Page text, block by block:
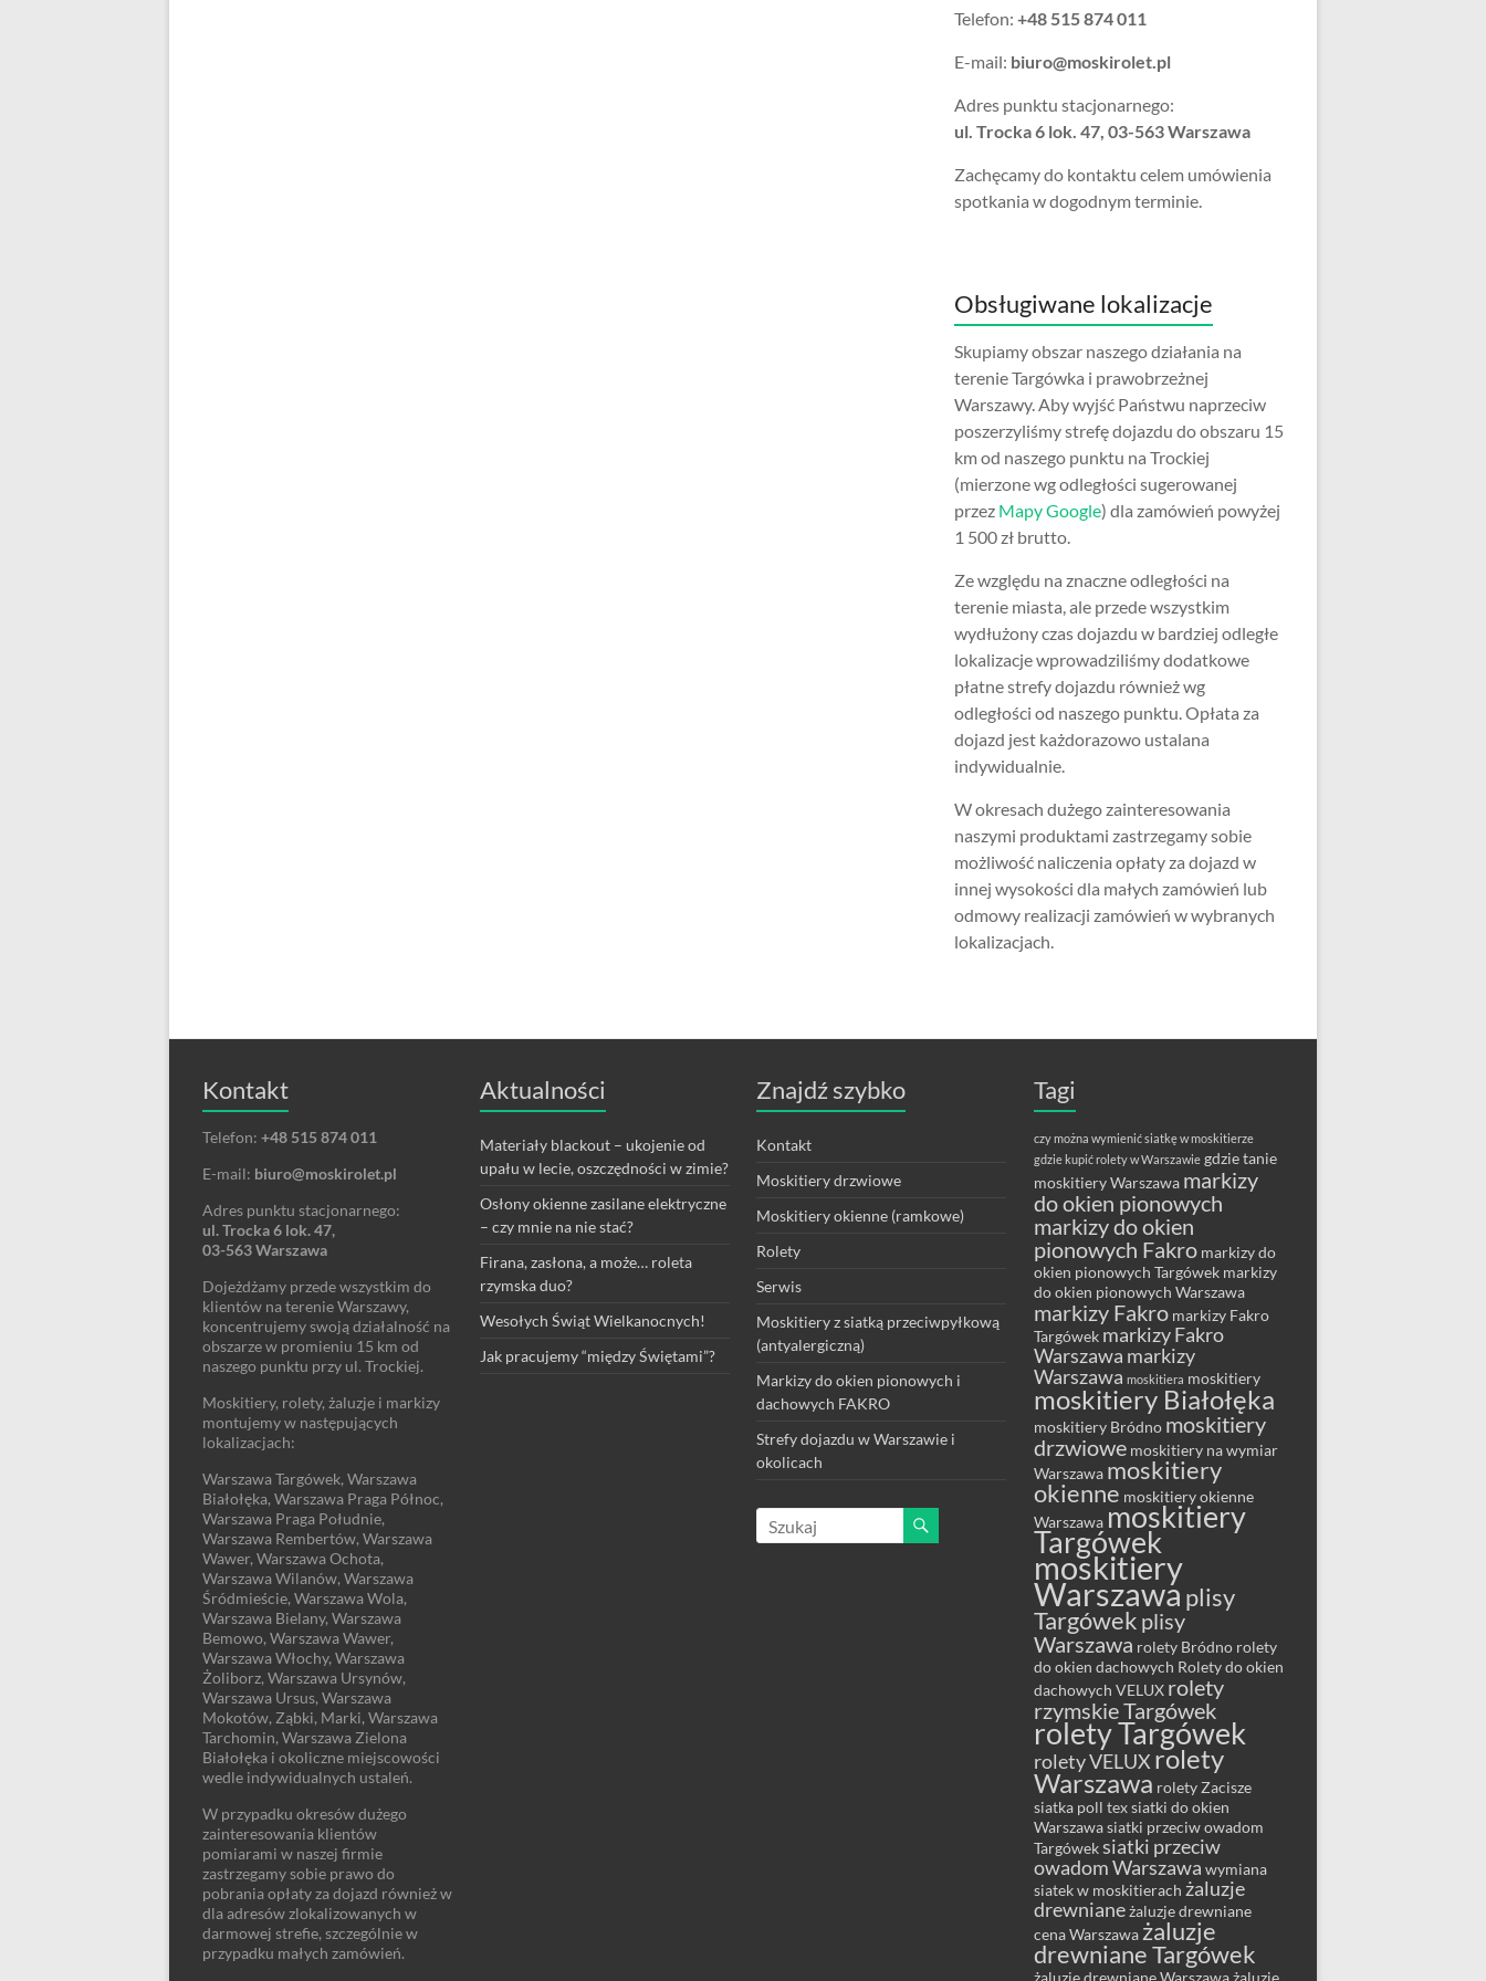
Telefon: +48 515 874 011
E-mail: biuro@moskirolet.pl
Adres punktu stacjonarnego:
ul. Trocka 6 lok. 47, 03-563 Warszawa
Zachęcamy do kontaktu celem umówienia
spotkania w dogodnym terminie.
Obsługiwane lokalizacje
Skupiamy obszar naszego działania na
terenie Targówka i prawobrzeżnej
Warszawy. Aby wyjść Państwu naprzeciw
poszerzyliśmy strefę dojazdu do obszaru 15
km od naszego punktu na Trockiej
(mierzone wg odległości sugerowanej
przez Mapy Google) dla zamówień powyżej
1 500 zł brutto.
Ze względu na znaczne odległości na
terenie miasta, ale przede wszystkim
wydłużony czas dojazdu w bardziej odległe
lokalizacje wprowadziliśmy dodatkowe
płatne strefy dojazdu również wg
odległości od naszego punktu. Opłata za
dojazd jest każdorazowo ustalana
indywidualnie.
W okresach dużego zainteresowania
naszymi produktami zastrzegamy sobie
możliwość naliczenia opłaty za dojazd w
innej wysokości dla małych zamówień lub
odmowy realizacji zamówień w wybranych
lokalizacjach.
Kontakt
Telefon: +48 515 874 011
E-mail: biuro@moskirolet.pl
Adres punktu stacjonarnego:
ul. Trocka 6 lok. 47,
03-563 Warszawa
Dojeżdżamy przede wszystkim do
klientów na terenie Warszawy,
koncentrujemy swoją działalność na
obszarze w promieniu 15 km od
naszego punktu przy ul. Trockiej.
Moskitiery, rolety, żaluzje i markizy
montujemy w następujących
lokalizacjach:
Warszawa Targówek, Warszawa
Białołęka, Warszawa Praga Północ,
Warszawa Praga Południe,
Warszawa Rembertów, Warszawa
Wawer, Warszawa Ochota,
Warszawa Wilanów, Warszawa
Śródmieście, Warszawa Wola,
Warszawa Bielany, Warszawa
Bemowo, Warszawa Wawer,
Warszawa Włochy, Warszawa
Żoliborz, Warszawa Ursynów,
Warszawa Ursus, Warszawa
Mokotów, Ząbki, Marki, Warszawa
Tarchomin, Warszawa Zielona
Białołęka i okoliczne miejscowości
wedle indywidualnych ustaleń.
W przypadku okresów dużego
zainteresowania klientów
pomiarami w naszej firmie
zastrzegamy sobie prawo do
pobrania opłaty za dojazd również w
dla adresów zlokalizowanych w
darmowej strefie, szczególnie w
przypadku małych zamówień.
Aktualności
Materiały blackout – ukojenie od
upału w lecie, oszczędności w zimie?
Osłony okienne zasilane elektryczne
– czy mnie na nie stać?
Firana, zasłona, a może… roleta
rzymska duo?
Wesołych Świąt Wielkanocnych!
Jak pracujemy “między Świętami”?
Znajdź szybko
Kontakt
Moskitiery drzwiowe
Moskitiery okienne (ramkowe)
Rolety
Serwis
Moskitiery z siatką przeciwpyłkową
(antyalergiczną)
Markizy do okien pionowych i
dachowych FAKRO
Strefy dojazdu w Warszawie i
okolicach
Tagi
czy można wymienić siatkę w moskitierze
gdzie kupić rolety w Warszawie gdzie tanie
moskitiery Warszawa markizy
do okien pionowych
markizy do okien
pionowych Fakro markizy do
okien pionowych Targówek markizy
do okien pionowych Warszawa
markizy Fakro markizy Fakro
Targówek markizy Fakro
Warszawa markizy
Warszawa moskitiera moskitiery
moskitiery Białołęka
moskitiery Bródno moskitiery
drzwiowe moskitiery na wymiar
Warszawa moskitiery
okienne moskitiery okienne
Warszawa moskitiery
Targówek
moskitiery
Warszawa plisy
Targówek plisy
Warszawa rolety Bródno rolety
do okien dachowych Rolety do okien
dachowych VELUX rolety
rzymskie Targówek
rolety Targówek
rolety VELUX rolety
Warszawa rolety Zacisze
siatka poll tex siatki do okien
Warszawa siatki przeciw owadom
Targówek siatki przeciw
owadom Warszawa wymiana
siatek w moskitierach żaluzje
drewniane żaluzje drewniane
cena Warszawa żaluzje
drewniane Targówek
żaluzje drewniane Warszawa żaluzje